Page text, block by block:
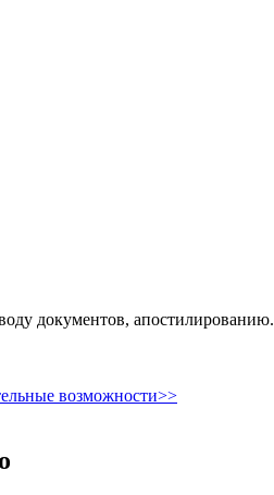
документов, апостилированию.
возможности>>